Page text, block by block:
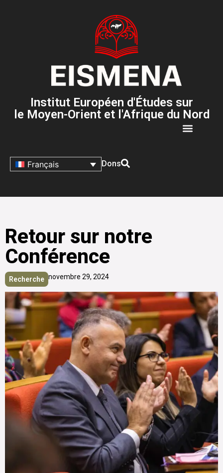
Institut Européen d'Études sur
le Moyen-Orient et l'Afrique du Nord
Français Dons
Retour sur notre
Conférence
Recherche novembre 29, 2024